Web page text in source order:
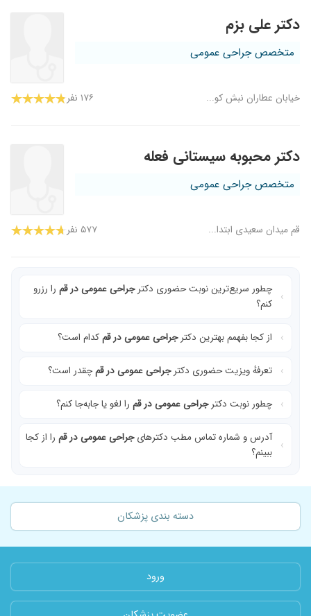
دکتر علی بزم
متخصص جراحی عمومی
خیابان عطاران نبش کو... ۱۷۶ نفر
دکتر محبوبه سیستانی فعله
متخصص جراحی عمومی
قم میدان سعیدی ابتدا... ۵۷۷ نفر
چطور سریع‌ترین نوبت حضوری دکترجراحی عمومی در قم را رزرو
کنم؟
از کجا بفهمم بهترین دکترجراحی عمومی در قمکدام است؟
تعرفهٔ ویزیت حضوری دکترجراحی عمومی در قمچقدر است؟
چطور نوبت دکترجراحی عمومی در قم را لغو یا جابه‌جا کنم؟
آدرس و شماره تماس مطب دکترهایجراحی عمومی در قم را از کجا
ببینم؟
دسته بندی پزشکان
ورود